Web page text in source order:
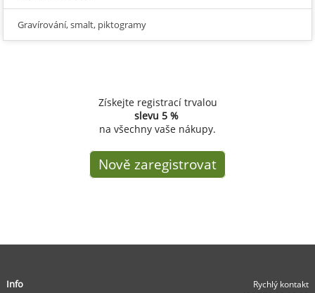
Gravírování, smalt, piktogramy
Získejte registrací trvalou
slevu 5 %
na všechny vaše nákupy.
Nově zaregistrovat
Rychlý kontakt
Info